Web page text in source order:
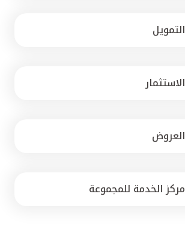
التمويل
الاستثمار
العروض
مركز الخدمة للمجموعة